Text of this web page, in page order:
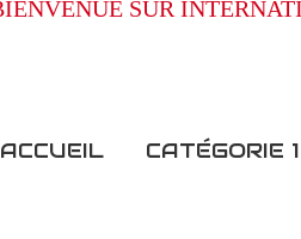
ACCUEIL CATÉGORIE 1